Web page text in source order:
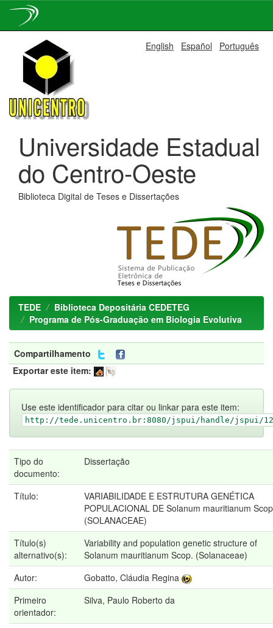
navigation
English Español Português
Universidade Estadual
do Centro-Oeste
Biblioteca Digital de Teses e Dissertações
TEDE
Biblioteca Depositária CEDETEG
Programa de Pós-Graduação em Biologia Evolutiva
Compartilhamento
Exportar este item:
Use este identificador para citar ou linkar para este item:
http://tede.unicentro.br:8080/jspui/handle/jspui/
Tipo do
documento:
Dissertação
Título:
VARIABILIDADE E ESTRUTURA GENÉTICA
POPULACIONAL DE Solanum mauritianum
(SOLANACEAE)
Título(s)
alternativo(s):
Variability and population genetic structure of
Solanum mauritianum Scop. (Solanaceae)
Autor:
Gobatto, Cláudia Regina
Primeiro
orientador:
Silva, Paulo Roberto da